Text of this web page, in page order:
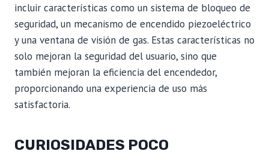
incluir características como un sistema de bloqueo de
seguridad, un mecanismo de encendido piezoeléctrico
y una ventana de visión de gas. Estas características no
solo mejoran la seguridad del usuario, sino que
también mejoran la eficiencia del encendedor,
proporcionando una experiencia de uso más
satisfactoria.
CURIOSIDADES POCO